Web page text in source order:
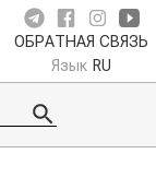
ОБРАТНАЯ СВЯЗЬ
Язык RU